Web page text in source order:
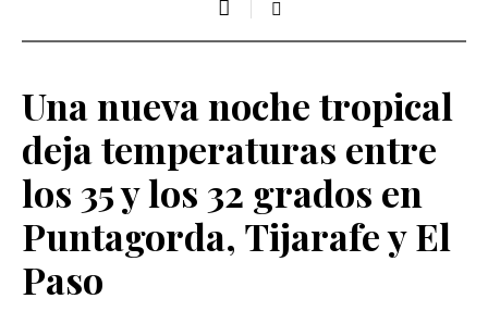
Una nueva noche tropical
deja temperaturas entre
los 35 y los 32 grados en
Puntagorda, Tijarafe y El
Paso